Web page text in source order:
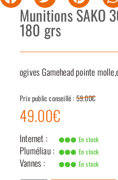
Munitions SAKO
180 grs
ogives Gamehead pointe
Prix public conseillé :59.00€
49.00€
Internet : En stock
Pluméliau : En stock
Vannes : En stock